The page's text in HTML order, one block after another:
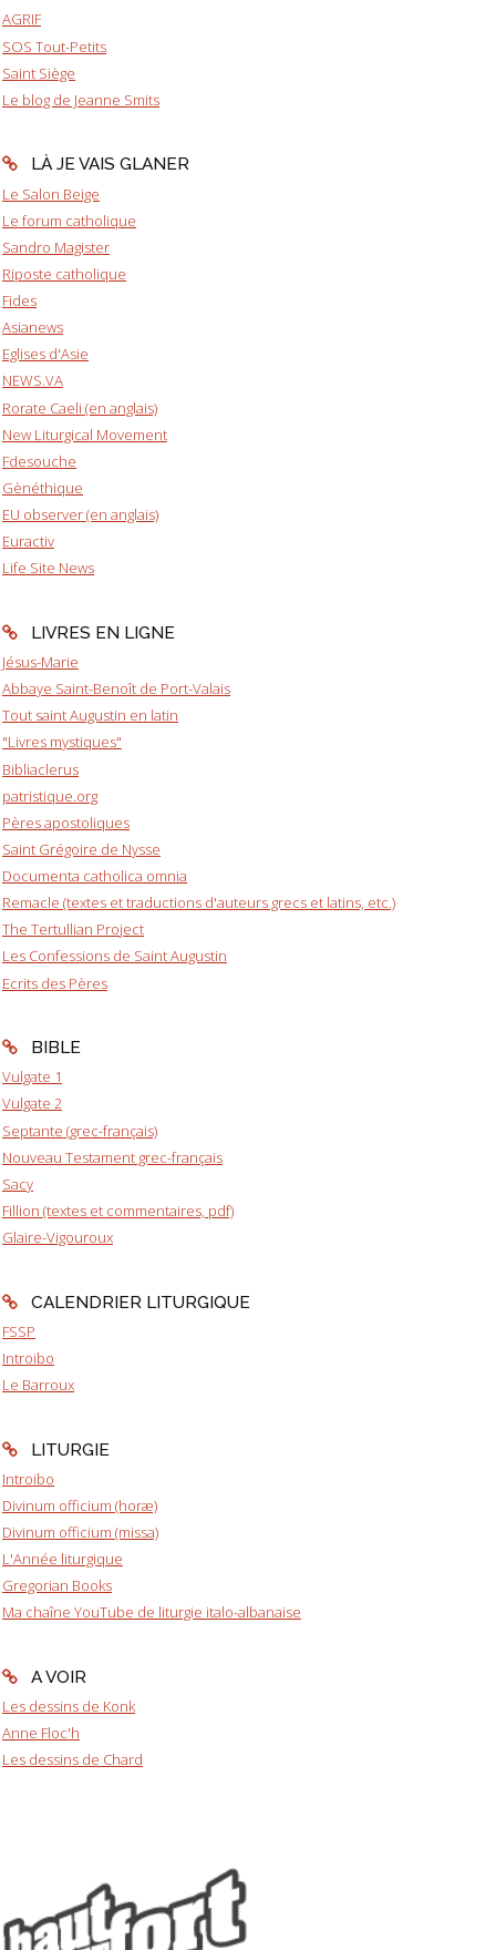
AGRIF
SOS Tout-Petits
Saint Siège
Le blog de Jeanne Smits
LÀ JE VAIS GLANER
Le Salon Beige
Le forum catholique
Sandro Magister
Riposte catholique
Fides
Asianews
Eglises d'Asie
NEWS.VA
Rorate Caeli (en anglais)
New Liturgical Movement
Fdesouche
Gènéthique
EU observer (en anglais)
Euractiv
Life Site News
LIVRES EN LIGNE
Jésus-Marie
Abbaye Saint-Benoît de Port-Valais
Tout saint Augustin en latin
"Livres mystiques"
Bibliaclerus
patristique.org
Pères apostoliques
Saint Grégoire de Nysse
Documenta catholica omnia
Remacle (textes et traductions d'auteurs grecs et latins, etc.)
The Tertullian Project
Les Confessions de Saint Augustin
Ecrits des Pères
BIBLE
Vulgate 1
Vulgate 2
Septante (grec-français)
Nouveau Testament grec-français
Sacy
Fillion (textes et commentaires, pdf)
Glaire-Vigouroux
CALENDRIER LITURGIQUE
FSSP
Introibo
Le Barroux
LITURGIE
Introibo
Divinum officium (horæ)
Divinum officium (missa)
L'Année liturgique
Gregorian Books
Ma chaîne YouTube de liturgie italo-albanaise
A VOIR
Les dessins de Konk
Anne Floc'h
Les dessins de Chard